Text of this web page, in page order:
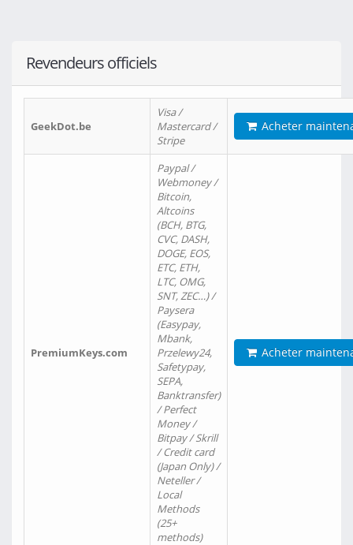
Revendeurs officiels
GeekDot.be
Visa /
Mastercard /
Stripe
Acheter
PremiumKeys.com
Paypal /
Webmoney /
Bitcoin,
Altcoins
(BCH, BTG,
CVC, DASH,
DOGE, EOS,
ETC, ETH,
LTC, OMG,
SNT, ZEC…) /
Paysera
(Easypay,
Mbank,
Przelewy24,
Safetypay,
SEPA,
Banktransfer)
/ Perfect
Money /
Bitpay / Skrill
/ Credit card
(Japan Only) /
Neteller /
Local
Methods
(25+
methods)
Acheter